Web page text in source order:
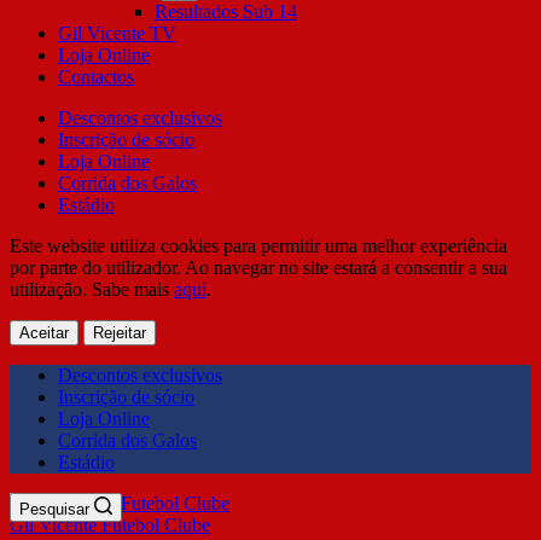
Resultados Sub 14
Gil Vicente TV
Loja Online
Contactos
Descontos exclusivos
Inscrição de sócio
Loja Online
Corrida dos Galos
Estádio
Este website utiliza cookies para permitir uma melhor experiência
por parte do utilizador. Ao navegar no site estará a consentir a sua
utilização. Sabe mais aqui.
Aceitar Rejeitar
Descontos exclusivos
Inscrição de sócio
Loja Online
Corrida dos Galos
Estádio
Gil Vicente Futebol Clube
Pesquisar